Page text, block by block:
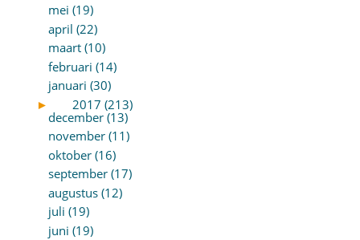
mei (19)
april (22)
maart (10)
februari (14)
januari (30)
►
2017 (213)
december (13)
november (11)
oktober (16)
september (17)
augustus (12)
juli (19)
juni (19)